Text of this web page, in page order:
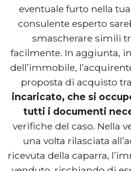
eventuale furto nella
consulente esperto
smascherare simili
facilmente. In aggiunta,
dell’immobile,
proposta di acquisto
incaricato, che si
tutti i documenti
verifiche del caso. Nella
una volta rilasciata
ricevuta della caparra,